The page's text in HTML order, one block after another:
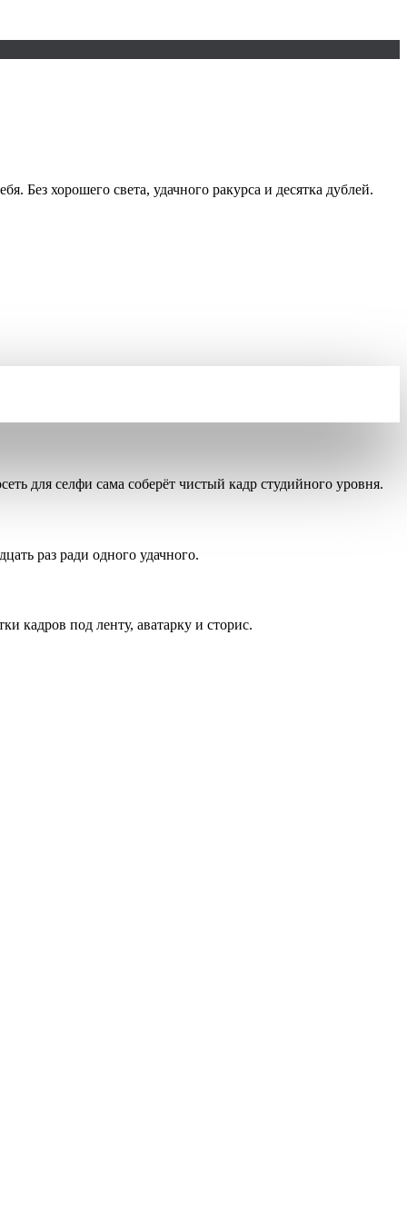
Без хорошего света, удачного ракурса и десятка дублей.
для селфи сама соберёт чистый кадр студийного уровня.
раз ради одного удачного.
кадров под ленту, аватарку и сторис.